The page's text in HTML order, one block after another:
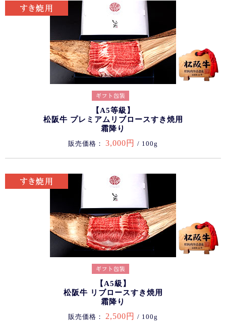
【A5等級】
松阪牛 プレミアムリブロースすき焼用
霜降り
販売価格： 3,000円 / 100g
【A5級】
松阪牛 リブロースすき焼用
霜降り
販売価格： 2,500円 / 100g